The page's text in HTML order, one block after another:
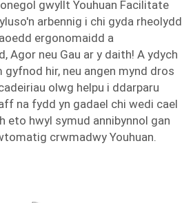
gwyllt Youhuan Facilitate
arbennig i chi gyda rheolydd
ergonomaidd a
Agor neu Gau ar y daith! A ydych
hir, neu angen mynd dros
olwg helpu i ddarparu
na fydd yn gadael chi wedi cael
eto hwyl symud annibynnol gan
crwmadwy Youhuan.